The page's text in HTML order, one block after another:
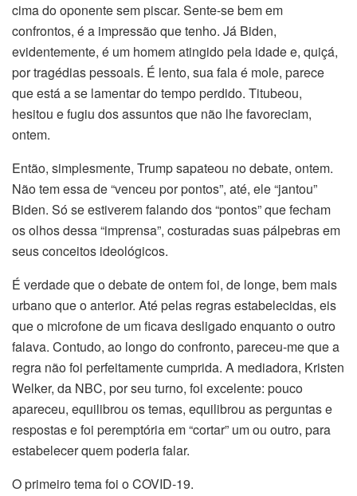
cima do oponente sem piscar. Sente-se bem em
confrontos, é a impressão que tenho. Já Biden,
evidentemente, é um homem atingido pela idade e, quiçá,
por tragédias pessoais. É lento, sua fala é mole, parece
que está a se lamentar do tempo perdido. Titubeou,
hesitou e fugiu dos assuntos que não lhe favoreciam,
ontem.
Então, simplesmente, Trump sapateou no debate, ontem.
Não tem essa de “venceu por pontos”, até, ele “jantou”
Biden. Só se estiverem falando dos “pontos” que fecham
os olhos dessa “imprensa”, costuradas suas pálpebras em
seus conceitos ideológicos.
É verdade que o debate de ontem foi, de longe, bem mais
urbano que o anterior. Até pelas regras estabelecidas, eis
que o microfone de um ficava desligado enquanto o outro
falava. Contudo, ao longo do confronto, pareceu-me que a
regra não foi perfeitamente cumprida. A mediadora, Kristen
Welker, da NBC, por seu turno, foi excelente: pouco
apareceu, equilibrou os temas, equilibrou as perguntas e
respostas e foi peremptória em “cortar” um ou outro, para
estabelecer quem poderia falar.
O primeiro tema foi o COVID-19.